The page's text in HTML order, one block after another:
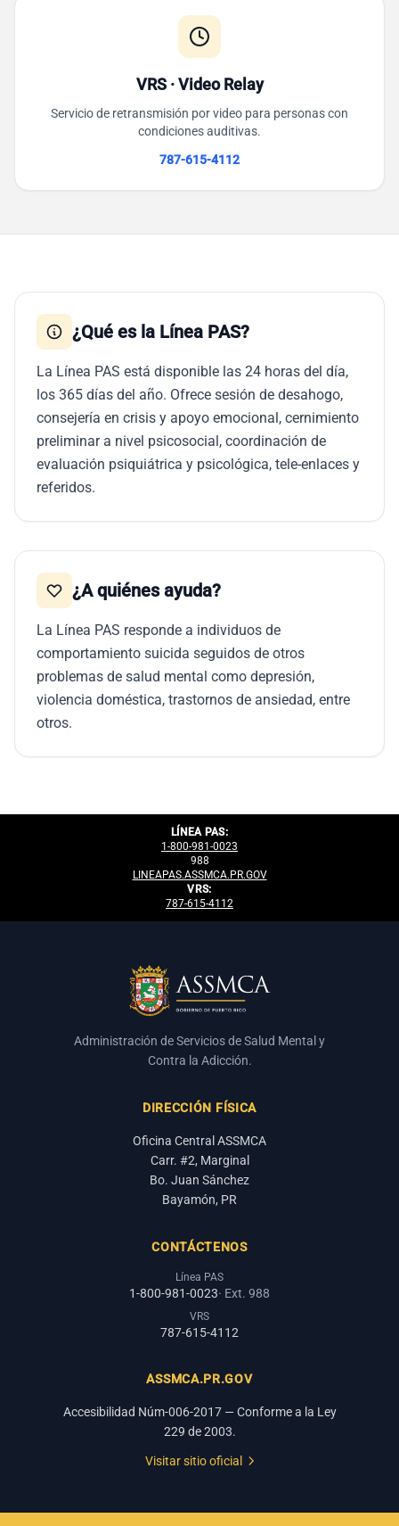
VRS · Video Relay
Servicio de retransmisión por video para personas con
condiciones auditivas.
787-615-4112
¿Qué es la Línea PAS?
La Línea PAS está disponible las 24 horas del día,
los 365 días del año. Ofrece sesión de desahogo,
consejería en crisis y apoyo emocional, cernimiento
preliminar a nivel psicosocial, coordinación de
evaluación psiquiátrica y psicológica, tele-enlaces y
referidos.
¿A quiénes ayuda?
La Línea PAS responde a individuos de
comportamiento suicida seguidos de otros
problemas de salud mental como depresión,
violencia doméstica, trastornos de ansiedad, entre
otros.
LÍNEA PAS:
1-800-981-0023
988
LINEAPAS.ASSMCA.PR.GOV
VRS:
787-615-4112
Administración de Servicios de Salud Mental y
Contra la Adicción.
DIRECCIÓN FÍSICA
Oficina Central ASSMCA
Carr. #2, Marginal
Bo. Juan Sánchez
Bayamón, PR
CONTÁCTENOS
Línea PAS
1-800-981-0023· Ext. 988
VRS
787-615-4112
ASSMCA.PR.GOV
Accesibilidad Núm-006-2017 — Conforme a la Ley
229 de 2003.
Visitar sitio oficial